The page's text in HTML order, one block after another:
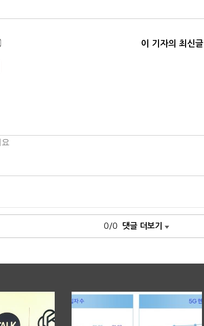
이 기자의 최신글
0/0 댓글 더보기